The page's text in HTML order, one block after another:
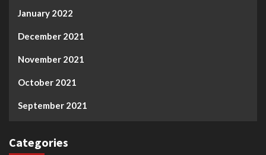
January 2022
December 2021
November 2021
October 2021
September 2021
Categories